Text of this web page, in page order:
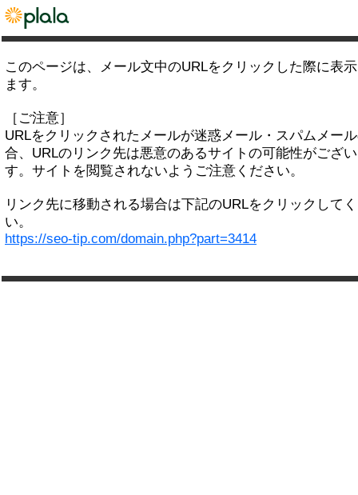
このページは、メール文中のURLをクリックした際に表
ます。
［ご注意］
URLをクリックされたメールが迷惑メール・スパムメー
合、URLのリンク先は悪意のあるサイトの可能性がござ
す。サイトを閲覧されないようご注意ください。
リンク先に移動される場合は下記のURLをクリックして
い。
https://seo-tip.com/domain.php?part=3414